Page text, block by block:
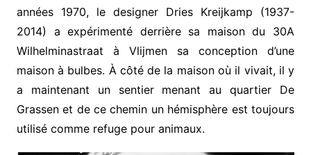
années 1970, le designer Dries Kreijkamp (1937-
2014) a expérimenté derrière sa maison du 30A
Wilhelminastraat à Vlijmen sa conception d’une
maison à bulbes. À côté de la maison où il vivait, il y
a maintenant un sentier menant au quartier De
Grassen et de ce chemin un hémisphère est toujours
utilisé comme refuge pour animaux.